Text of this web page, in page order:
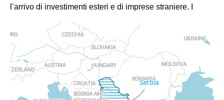
l’arrivo di investimenti esteri e di imprese straniere. I